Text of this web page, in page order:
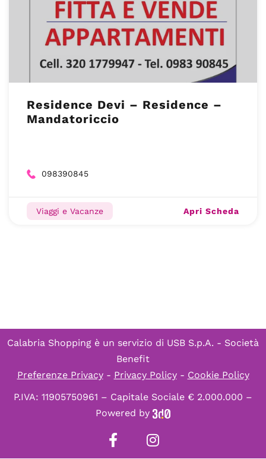
Residence Devi – Residence –
Mandatoriccio
098390845
Viaggi e Vacanze Apri Scheda
Calabria Shopping è un servizio di USB S.p.A. - Società
Benefit
Preferenze Privacy- Privacy Policy- Cookie Policy
P.IVA: 11905750961 – Capitale Sociale € 2.000.000 –
Powered by